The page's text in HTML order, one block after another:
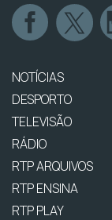
NOTÍCIAS
DESPORTO
TELEVISÃO
RÁDIO
RTP ARQUIVOS
RTP ENSINA
RTP PLAY